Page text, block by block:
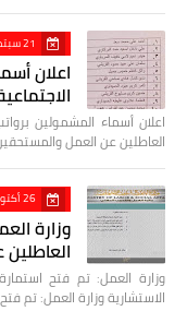
21 سبتمبر 2020
اعلان
اعلان أسماء المشمولين
العاطلين عن العمل
26 أكتوبر 2020
وزارة
وزارة العمل: تم فتح
الاستشارية وزارة العمل: تم